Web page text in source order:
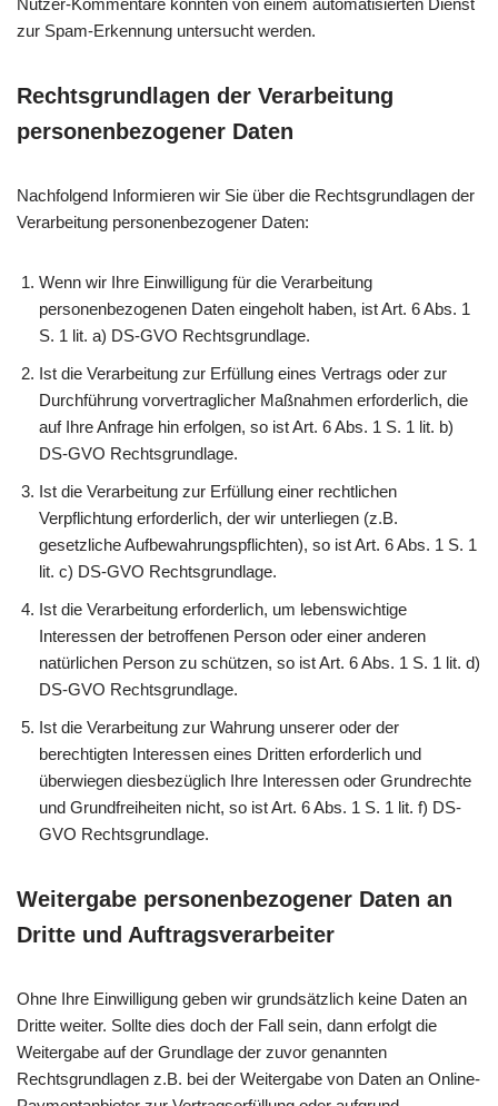
zur Spam-Erkennung untersucht werden.
Rechtsgrundlagen der Verarbeitung
personenbezogener Daten
Nachfolgend Informieren wir Sie über die Rechtsgrundlagen der
Verarbeitung personenbezogener Daten:
Wenn wir Ihre Einwilligung für die Verarbeitung
personenbezogenen Daten eingeholt haben, ist Art. 6 Abs. 1
S. 1 lit. a) DS-GVO Rechtsgrundlage.
Ist die Verarbeitung zur Erfüllung eines Vertrags oder zur
Durchführung vorvertraglicher Maßnahmen erforderlich, die
auf Ihre Anfrage hin erfolgen, so ist Art. 6 Abs. 1 S. 1 lit. b)
DS-GVO Rechtsgrundlage.
Ist die Verarbeitung zur Erfüllung einer rechtlichen
Verpflichtung erforderlich, der wir unterliegen (z.B.
gesetzliche Aufbewahrungspflichten), so ist Art. 6 Abs. 1 S. 1
lit. c) DS-GVO Rechtsgrundlage.
Ist die Verarbeitung erforderlich, um lebenswichtige
Interessen der betroffenen Person oder einer anderen
natürlichen Person zu schützen, so ist Art. 6 Abs. 1 S. 1 lit. d)
DS-GVO Rechtsgrundlage.
Ist die Verarbeitung zur Wahrung unserer oder der
berechtigten Interessen eines Dritten erforderlich und
überwiegen diesbezüglich Ihre Interessen oder Grundrechte
und Grundfreiheiten nicht, so ist Art. 6 Abs. 1 S. 1 lit. f) DS-
GVO Rechtsgrundlage.
Weitergabe personenbezogener Daten an
Dritte und Auftragsverarbeiter
Ohne Ihre Einwilligung geben wir grundsätzlich keine Daten an
Dritte weiter. Sollte dies doch der Fall sein, dann erfolgt die
Weitergabe auf der Grundlage der zuvor genannten
Rechtsgrundlagen z.B. bei der Weitergabe von Daten an Online-